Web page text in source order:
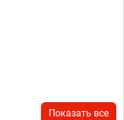
Показать все